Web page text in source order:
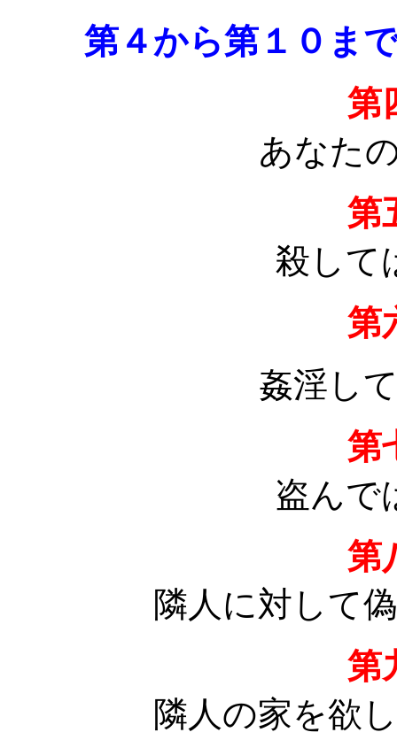
第４から第１０ま
第
あなた
第
殺して
第
姦淫し
第
盗んで
第
隣人に対して
第
隣人の家を欲